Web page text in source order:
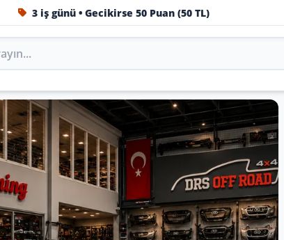
3 iş günü • Gecikirse 50 Puan (50 TL)
beri Türkiye’nin en büyük oto aksesuar ve tuning
marka, model ve yıla göre keşfedin.